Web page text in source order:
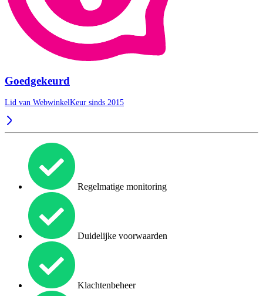
Goedgekeurd
Lid van WebwinkelKeur sinds 2015
Regelmatige monitoring
Duidelijke voorwaarden
Klachtenbeheer